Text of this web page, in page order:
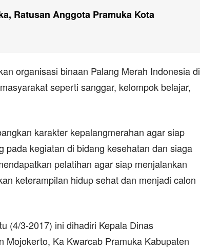
Ratusan Anggota Pramuka Kota
organisasi binaan Palang Merah Indonesia di
seperti sanggar, kelompok belajar,
karakter kepalangmerahan agar siap
pada kegiatan di bidang kesehatan dan siaga
pelatihan agar siap menjalankan
keterampilan hidup sehat dan menjadi calon
(4/3-2017) ini dihadiri Kepala Dinas
Mojokerto, Ka Kwarcab Pramuka Kabupaten